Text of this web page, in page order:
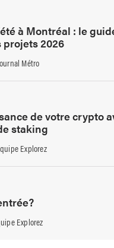
à Montréal : le
projets 2026
Métro
de votre crypto
staking
Explorez
Explorez